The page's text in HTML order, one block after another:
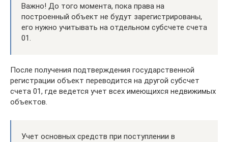
Важно! До того момента, пока права на
построенный объект не будут зарегистрированы,
его нужно учитывать на отдельном субсчете счета
01.
После получения подтверждения государственной
регистрации объект переводится на другой субсчет
счета 01, где ведется учет всех имеющихся недвижимых
объектов.
Учет основных средств при поступлении в